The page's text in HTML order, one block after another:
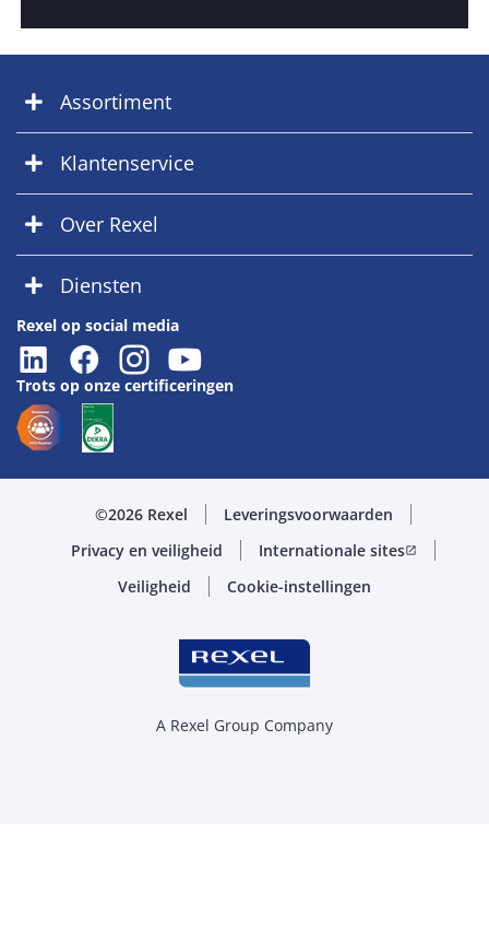
Assortiment
Klantenservice
Over Rexel
Diensten
Rexel op social media
Trots op onze certificeringen
©2026 Rexel
Leveringsvoorwaarden
Privacy en veiligheid
Internationale sitesopen_in_new
Veiligheid Cookie-instellingen
A Rexel Group Company